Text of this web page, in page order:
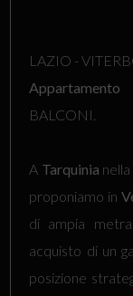
LAZIO -
Appartamento
BALCONI.
A Tarquinia
proponiamo in
di ampia
acquisto di un
posizione